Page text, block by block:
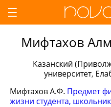
Мифтахов
Казанский
университет,
Мифтахов А.Ф. Предмет
жизни студента,